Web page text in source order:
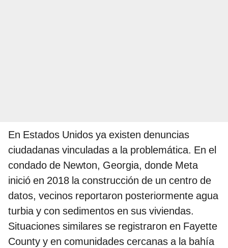
En Estados Unidos ya existen denuncias
ciudadanas vinculadas a la problemática. En el
condado de Newton, Georgia, donde Meta
inició en 2018 la construcción de un centro de
datos, vecinos reportaron posteriormente agua
turbia y con sedimentos en sus viviendas.
Situaciones similares se registraron en Fayette
County y en comunidades cercanas a la bahía